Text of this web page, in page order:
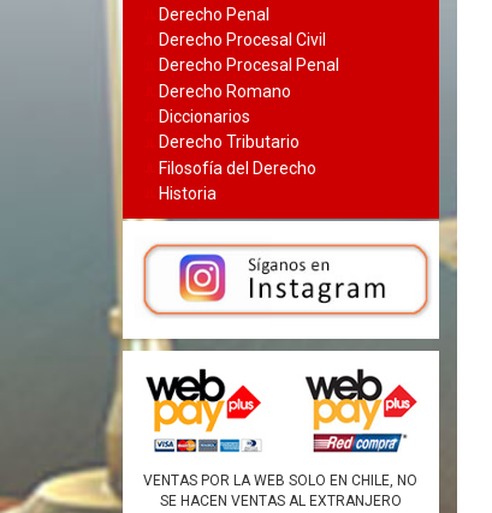
Derecho Penal
Derecho Procesal Civil
Derecho Procesal Penal
Derecho Romano
Diccionarios
Derecho Tributario
Filosofía del Derecho
Historia
VENTAS POR LA WEB SOLO EN CHILE, NO
SE HACEN VENTAS AL EXTRANJERO